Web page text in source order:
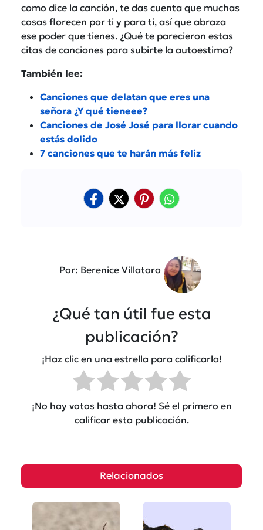
como dice la canción, te das cuenta que muchas
cosas florecen por ti y para ti, así que abraza
ese poder que tienes. ¿Qué te parecieron estas
citas de canciones para subirte la autoestima?
También lee:
Canciones que delatan que eres una
señora ¿Y qué tieneee?
Canciones de José José para llorar cuando
estás dolido
7 canciones que te harán más feliz
Por: Berenice Villatoro
¿Qué tan útil fue esta
publicación?
¡Haz clic en una estrella para calificarla!
¡No hay votos hasta ahora! Sé el primero en
calificar esta publicación.
Relacionados